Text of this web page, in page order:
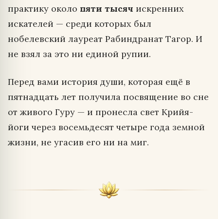
практику около пяти тысяч искренних
искателей — среди которых был
нобелевский лауреат Рабиндранат Тагор. И
не взял за это ни единой рупии.
Перед вами история души, которая ещё в
пятнадцать лет получила посвящение во сне
от живого Гуру — и пронесла свет Крийя-
йоги через восемьдесят четыре года земной
жизни, не угасив его ни на миг.